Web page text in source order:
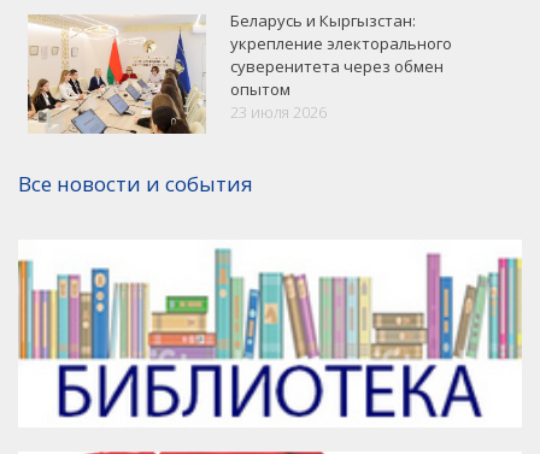
VK Google+ Facebook
Беларусь и Кыргызстан:
укрепление электорального
суверенитета через обмен
опытом
23 июля 2026
Все новости и события